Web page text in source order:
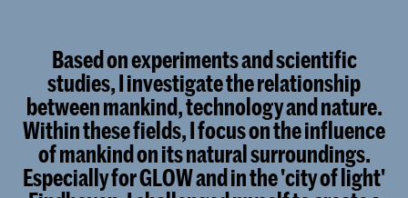
Based on experiments and scientific
studies, I investigate the relationship
between mankind, technology and nature.
Within these fields, I focus on the influence
of mankind on its natural surroundings.
Especially for GLOW and in the 'city of light'